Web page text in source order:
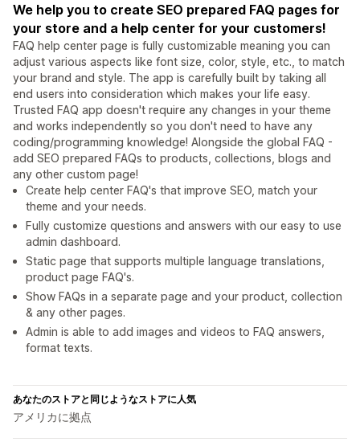
We help you to create SEO prepared FAQ pages for
your store and a help center for your customers!
FAQ help center page is fully customizable meaning you can
adjust various aspects like font size, color, style, etc., to match
your brand and style. The app is carefully built by taking all
end users into consideration which makes your life easy.
Trusted FAQ app doesn't require any changes in your theme
and works independently so you don't need to have any
coding/programming knowledge! Alongside the global FAQ -
add SEO prepared FAQs to products, collections, blogs and
any other custom page!
Create help center FAQ's that improve SEO, match your
theme and your needs.
Fully customize questions and answers with our easy to use
admin dashboard.
Static page that supports multiple language translations,
product page FAQ's.
Show FAQs in a separate page and your product, collection
& any other pages.
Admin is able to add images and videos to FAQ answers,
format texts.
あなたのストアと同じようなストアに人気
アメリカに拠点